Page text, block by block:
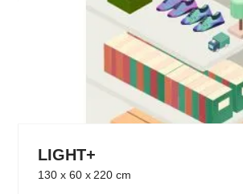
LIGHT+
130 x 60x 220 cm